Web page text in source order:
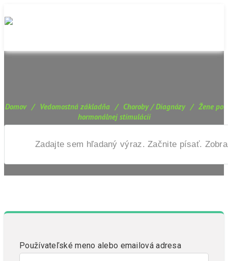
Domov / Vedomostná základňa / Choroby / Diagnózy / Žene po
hormonálnej stimulácii
Používateľské meno alebo emailová adresa